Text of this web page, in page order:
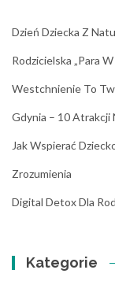
Dzień Dziecka Z
Rodzicielska „para
Westchnienie To
Gdynia – 10 Atrakcji
Jak Wspierać
Zrozumienia
Digital Detox Dla
Kategorie